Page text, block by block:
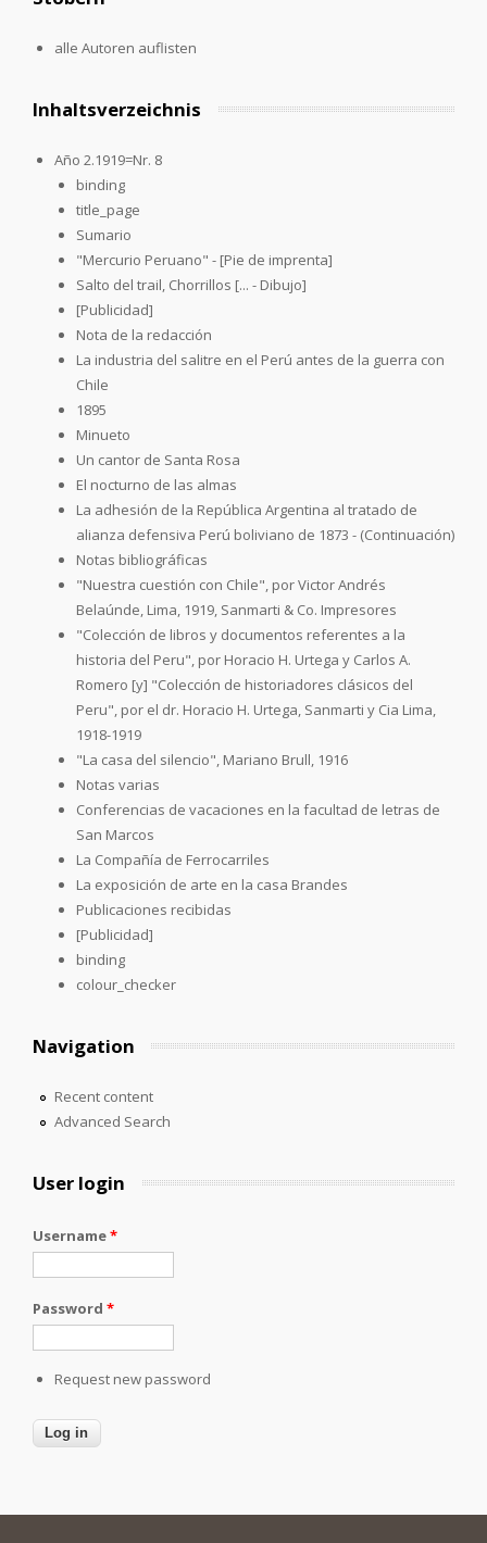
alle Autoren auflisten
Inhaltsverzeichnis
Año 2.1919=Nr. 8
binding
title_page
Sumario
"Mercurio Peruano" - [Pie de imprenta]
Salto del trail, Chorrillos [... - Dibujo]
[Publicidad]
Nota de la redacción
La industria del salitre en el Perú antes de la guerra con
Chile
1895
Minueto
Un cantor de Santa Rosa
El nocturno de las almas
La adhesión de la República Argentina al tratado de
alianza defensiva Perú boliviano de 1873 - (Continuación)
Notas bibliográficas
"Nuestra cuestión con Chile", por Victor Andrés
Belaúnde, Lima, 1919, Sanmarti & Co. Impresores
"Colección de libros y documentos referentes a la
historia del Peru", por Horacio H. Urtega y Carlos A.
Romero [y] "Colección de historiadores clásicos del
Peru", por el dr. Horacio H. Urtega, Sanmarti y Cia Lima,
1918-1919
"La casa del silencio", Mariano Brull, 1916
Notas varias
Conferencias de vacaciones en la facultad de letras de
San Marcos
La Compañía de Ferrocarriles
La exposición de arte en la casa Brandes
Publicaciones recibidas
[Publicidad]
binding
colour_checker
Navigation
Recent content
Advanced Search
User login
Username*
Password *
Request new password